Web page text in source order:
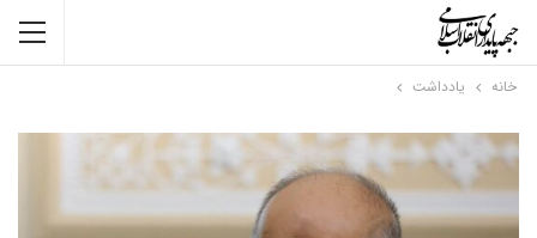
خانه یادداشت